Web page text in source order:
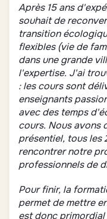
Après 15 ans
souhait de
transition
flexibles (vie de
dans une grande
l'expertise. J'ai
: les cours sont
enseignants
avec des temps
cours. Nous avons
présentiel, tous les
rencontrer notre
professionnels de
Pour finir, la
permet de mettre
est donc